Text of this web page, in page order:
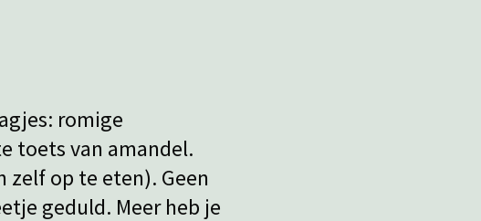
romige
toets van amandel.
zelf op te eten). Geen
geduld. Meer heb je